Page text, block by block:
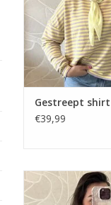
Gestreept
€39,99
Gestreept shirt -